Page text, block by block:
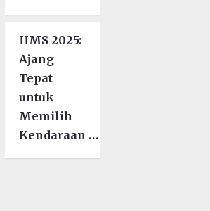
IIMS 2025:
Ajang
Tepat
untuk
Memilih
Kendaraan …